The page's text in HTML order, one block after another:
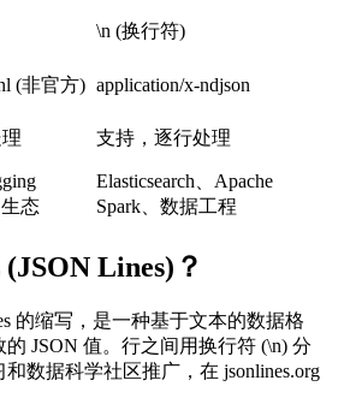
\n (换行符)
(非官方) application/x-ndjson
支持，逐行处理
态
Elasticsearch、Apache
Spark、数据工程
Lines)？
的缩写，是一种基于文本的数据格
JSON 值。行之间用换行符 (\n) 分
数据科学社区推广，在 jsonlines.org